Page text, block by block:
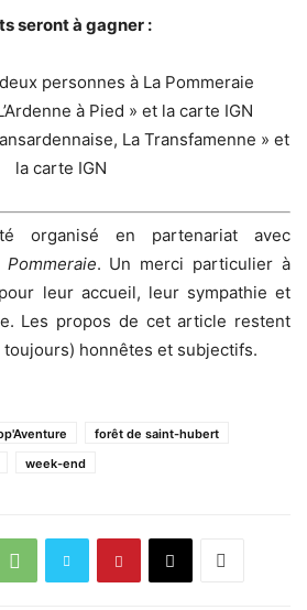
seront à gagner :
personnes à La Pommeraie
à Pied » et la carte IGN
La Transfamenne » et
la carte IGN
organisé en partenariat avec
Pommeraie. Un merci particulier à
pour leur accueil, leur sympathie et
Les propos de cet article restent
honnêtes et subjectifs.
forêt de saint-hubert
week-end